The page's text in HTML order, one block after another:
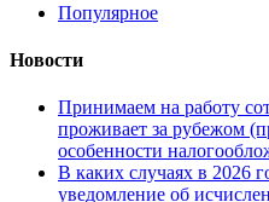
Популярное
Новости
Принимаем на работу
проживает за рубежом
особенности
В каких случаях в 2026
уведомление об